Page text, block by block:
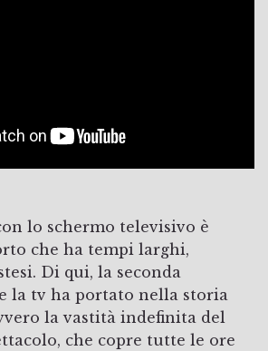
lo schermo televisivo è
che ha tempi larghi,
Di qui, la seconda
la tv ha portato nella storia
la vastità indefinita del
che copre tutte le ore